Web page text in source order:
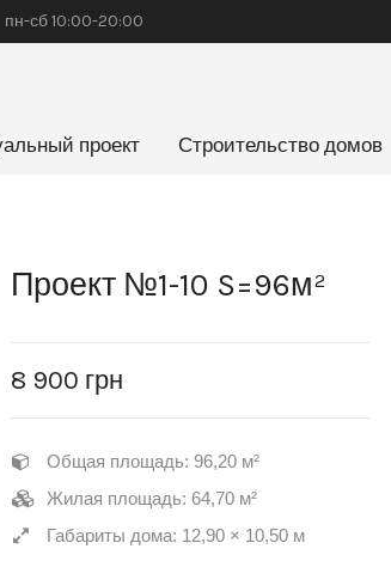
пн-сб 10:00-20:00
проект Строительство домов
Проект №1-10 S=96м²
8 900 грн
Общая площадь: 96,20 м²
Жилая площадь: 64,70 м²
Габариты дома: 12,90 × 10,50 м